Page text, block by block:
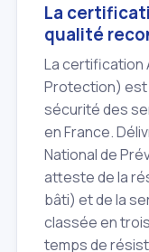
La
qualité
La certification
Protection) est
sécurité des
en France.
National de
atteste de la
bâti) et de la
classée en
temps de